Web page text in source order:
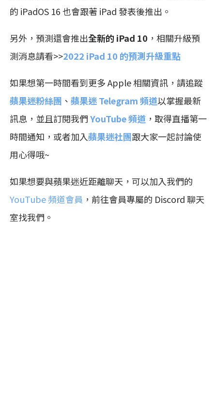
的 iPadOS 16 也會跟著 iPad 發表後推出。
另外，預測還會推出全新的 iPad 10 ，相關升級預
測消息請看>>2022 iPad 10 的預測升級重點
如果想第一時間看到更多 Apple 相關資訊，請追蹤
蘋果迷粉絲團 、 蘋果迷 Telegram 頻道以掌握最新
訊息，並且訂閱我們YouTube 頻道 ，取得直播第一
時間通知，或者加入蘋果迷社團跟大家一起討論使
用心得哦~
如果想要與蘋果迷近距離聊天，可以加入我們的
YouTube 頻道會員 ，前往會員專屬的 Discord 聊天
室找我們。